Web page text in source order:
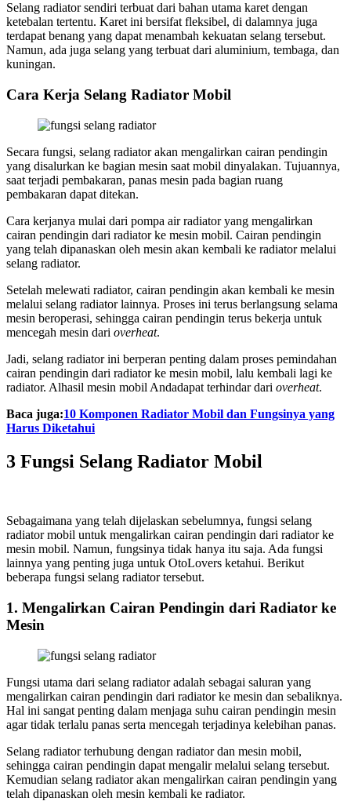
Selang radiator sendiri terbuat dari bahan utama karet dengan
ketebalan tertentu. Karet ini bersifat fleksibel, di dalamnya juga
terdapat benang yang dapat menambah kekuatan selang tersebut.
Namun, ada juga selang yang terbuat dari aluminium, tembaga, dan
kuningan.
Cara Kerja Selang Radiator Mobil
Secara fungsi, selang radiator akan mengalirkan cairan pendingin
yang disalurkan ke bagian mesin saat mobil dinyalakan. Tujuannya,
saat terjadi pembakaran, panas mesin pada bagian ruang
pembakaran dapat ditekan.
Cara kerjanya mulai dari pompa air radiator yang mengalirkan
cairan pendingin dari radiator ke mesin mobil. Cairan pendingin
yang telah dipanaskan oleh mesin akan kembali ke radiator melalui
selang radiator.
Setelah melewati radiator, cairan pendingin akan kembali ke mesin
melalui selang radiator lainnya. Proses ini terus berlangsung selama
mesin beroperasi, sehingga cairan pendingin terus bekerja untuk
mencegah mesin dari overheat.
Jadi, selang radiator ini berperan penting dalam proses pemindahan
cairan pendingin dari radiator ke mesin mobil, lalu kembali lagi ke
radiator. Alhasil mesin mobil Andadapat terhindar dari overheat.
Baca juga:10 Komponen Radiator Mobil dan Fungsinya yang
Harus Diketahui
3 Fungsi Selang Radiator Mobil
Sebagaimana yang telah dijelaskan sebelumnya, fungsi selang
radiator mobil untuk mengalirkan cairan pendingin dari radiator ke
mesin mobil. Namun, fungsinya tidak hanya itu saja. Ada fungsi
lainnya yang penting juga untuk OtoLovers ketahui. Berikut
beberapa fungsi selang radiator tersebut.
1. Mengalirkan Cairan Pendingin dari Radiator ke
Mesin
Fungsi utama dari selang radiator adalah sebagai saluran yang
mengalirkan cairan pendingin dari radiator ke mesin dan sebaliknya.
Hal ini sangat penting dalam menjaga suhu cairan pendingin mesin
agar tidak terlalu panas serta mencegah terjadinya kelebihan panas.
Selang radiator terhubung dengan radiator dan mesin mobil,
sehingga cairan pendingin dapat mengalir melalui selang tersebut.
Kemudian selang radiator akan mengalirkan cairan pendingin yang
telah dipanaskan oleh mesin kembali ke radiator.